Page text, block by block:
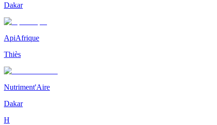
Dakar
ApiAfrique
Thiès
Nutriment'Aire
Dakar
H